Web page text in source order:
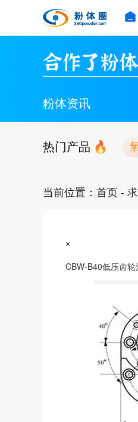
合作了粉体
粉体资讯
热门产品
当前位置： 首页 -
CBW-B40低压齿
×